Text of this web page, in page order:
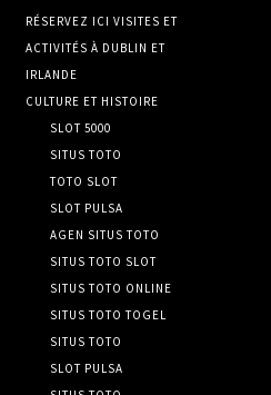
RÉSERVEZ ICI VISITES ET
ACTIVITÉS À DUBLIN ET
IRLANDE
CULTURE ET HISTOIRE
SLOT 5000
SITUS TOTO
TOTO SLOT
SLOT PULSA
AGEN SITUS TOTO
SITUS TOTO SLOT
SITUS TOTO ONLINE
SITUS TOTO TOGEL
SITUS TOTO
SLOT PULSA